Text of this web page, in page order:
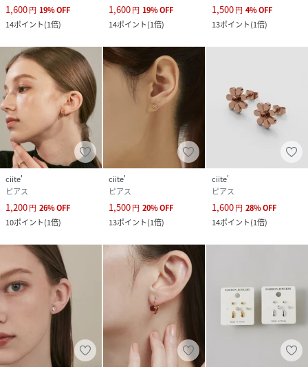
1,600円 19%OFF
14ポイント(1倍)
1,600円 19%OFF
14ポイント(1倍)
1,500円 4%OFF
13ポイント(1倍)
ciite'
ピアス
1,200円 26%OFF
10ポイント(1倍)
ciite'
ピアス
1,500円 20%OFF
13ポイント(1倍)
ciite'
ピアス
1,600円 28%OFF
14ポイント(1倍)